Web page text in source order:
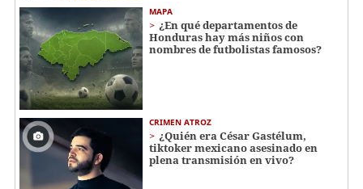
MAPA
¿En qué departamentos de
Honduras hay más niños con
nombres de futbolistas famosos?
CRIMEN ATROZ
¿Quién era César Gastélum,
tiktoker mexicano asesinado en
plena transmisión en vivo?